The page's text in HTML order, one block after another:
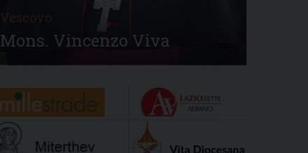
Vescovo
Mons. Vincenzo Viva